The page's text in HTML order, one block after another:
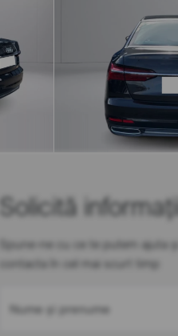
Solicită
Spune-ne cu ce te putem ajuta
contacta în cel mai scurt timp
Nume și prenume